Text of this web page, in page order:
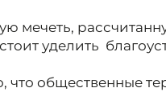
мечеть,
уделить
что общественные